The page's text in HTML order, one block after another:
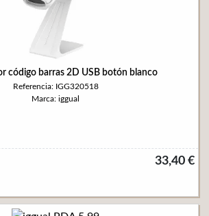
código barras 2D USB botón blanco
Referencia: IGG320518
Marca: iggual
33,40 €